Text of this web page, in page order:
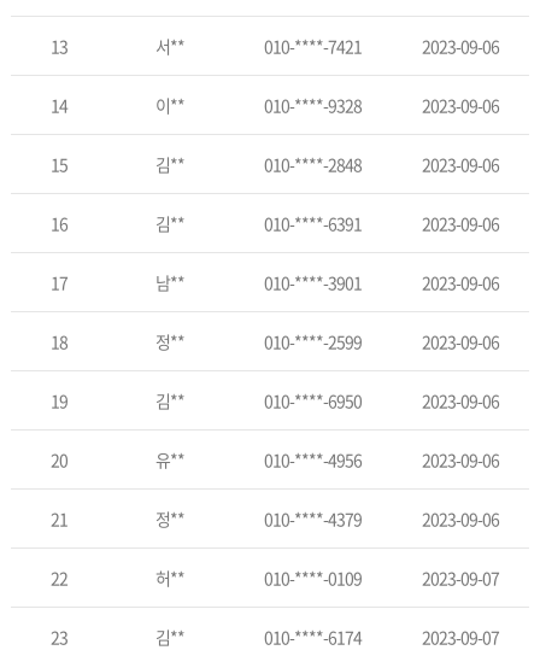
13 서** 010-****-7421 2023-09-06
14 이** 010-****-9328 2023-09-06
15 김** 010-****-2848 2023-09-06
16 김** 010-****-6391 2023-09-06
17 남** 010-****-3901 2023-09-06
18 정** 010-****-2599 2023-09-06
19 김** 010-****-6950 2023-09-06
20 유** 010-****-4956 2023-09-06
21 정** 010-****-4379 2023-09-06
22 허** 010-****-0109 2023-09-07
23 김** 010-****-6174 2023-09-07